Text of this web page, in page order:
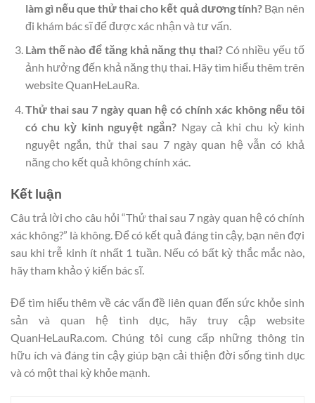
làm gì nếu que thử thai cho kết quả dương tính?Bạn nên
đi khám bác sĩ để được xác nhận và tư vấn.
Làm thế nào để tăng khả năng thụ thai?Có nhiều yếu tố
ảnh hưởng đến khả năng thụ thai. Hãy tìm hiểu thêm trên
website QuanHeLauRa.
Thử thai sau 7 ngày quan hệ có chính xác không nếu tôi
có chu kỳ kinh nguyệt ngắn? Ngay cả khi chu kỳ kinh
nguyệt ngắn, thử thai sau 7 ngày quan hệ vẫn có khả
năng cho kết quả không chính xác.
Kết luận
Câu trả lời cho câu hỏi “Thử thai sau 7 ngày quan hệ có chính
xác không?” là không. Để có kết quả đáng tin cậy, bạn nên đợi
sau khi trễ kinh ít nhất 1 tuần. Nếu có bất kỳ thắc mắc nào,
hãy tham khảo ý kiến bác sĩ.
Để tìm hiểu thêm về các vấn đề liên quan đến sức khỏe sinh
sản và quan hệ tình dục, hãy truy cập website
QuanHeLauRa.com. Chúng tôi cung cấp những thông tin
hữu ích và đáng tin cậy giúp bạn cải thiện đời sống tình dục
và có một thai kỳ khỏe mạnh.